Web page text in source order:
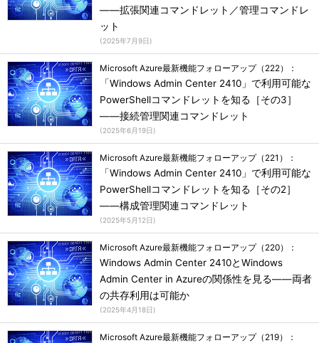
――拡張関連コマンドレット／管理コマンドレ
ット
(2025年7月9日)
Microsoft Azure最新機能フォローアップ（222）：
「Windows Admin Center 2410」で利用可能な
PowerShellコマンドレットを知る［その3］
――接続管理関連コマンドレット
(2025年6月19日)
Microsoft Azure最新機能フォローアップ（221）：
「Windows Admin Center 2410」で利用可能な
PowerShellコマンドレットを知る［その2］
――構成管理関連コマンドレット
(2025年5月12日)
Microsoft Azure最新機能フォローアップ（220）：
Windows Admin Center 2410とWindows
Admin Center in Azureの関係性を見る――両者
の共存利用は可能か
(2025年4月18日)
Microsoft Azure最新機能フォローアップ（219）：